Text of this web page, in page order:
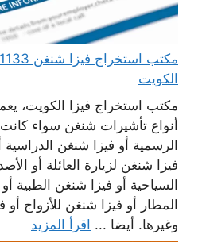
الكويت
مكتب استخراج فيزا الكويت،
أنواع تأشيرات شنغن سواء كانت
الرسمية أو فيزا شنغن الدراسية
فيزا شنغن لزيارة العائلة أو
السياحية أو فيزا شنغن الطبية
المطار أو فيزا شنغن للأزواج أو
وغيرها. أيضا ... اقرأ المزيد